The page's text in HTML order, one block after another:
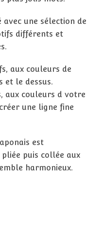
une sélection de
différents et
aux couleurs de
et le dessus.
aux couleurs d votre
une ligne fine
est
puis collée aux
harmonieux.